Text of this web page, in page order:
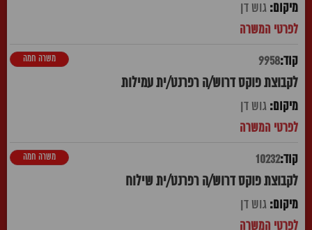
גוש דן
9958
לקבוצת פוקס דרוש/ה רפרנט/ית עמילות
משרה חמה
גוש דן
10232
לקבוצת פוקס דרוש/ה רפרנט/ית שילוח
משרה חמה
גוש דן